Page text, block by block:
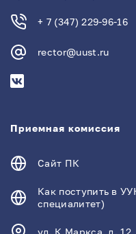
+ 7 (347) 229-96-16
rector@uust.ru
Приемная комиссия
Сайт ПК
Как поступить в
специалитет)
ул. К.Маркса, д.